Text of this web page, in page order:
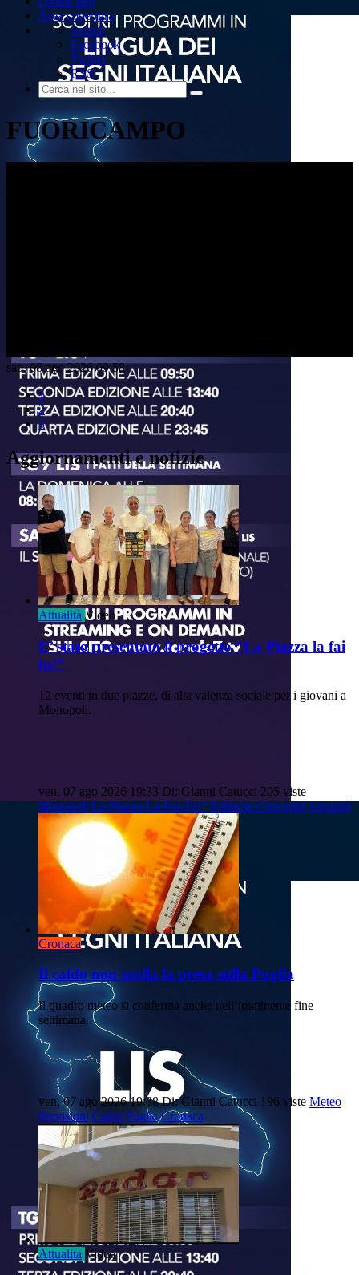
Area copertura
Search
Facebook
Twitter
RSS
FUORICAMPO
sab, 08 ago 2026 09:58
1
2
3
Aggiornamenti e notizie
Attualità Video
E’ stato presentato il progetto “La Piazza la fai
tu!”
12 eventi in due piazze, di alta valenza sociale per i giovani a
Monopoli.
ven, 07 ago 2026 19:33 Di: Gianni Catucci 205 viste
Monopoli La-Piazza-La-Fai-Tu!” Politiche-GiovaniliAttualità
Cronaca
Il caldo non molla la presa sulla Puglia
Il quadro meteo si conferma anche nell’imminente fine
settimana.
ven, 07 ago 2026 19:38 Di: Gianni Catucci 196 viste Meteo
Previsioni Caldo Puglia Cronaca
Attualità Video